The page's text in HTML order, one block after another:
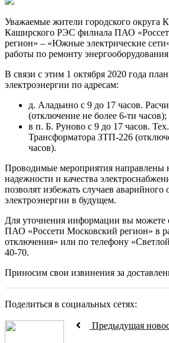
Уважаемые жители городского округа
Каширского РЭС филиала ПАО
регион» – «Южные электрические
работы по ремонту
В связи с этим 1 октября 2020 года
электроэнергии по адресам:
д. Аладьино с 9 до 17 часов.
(отключение не более 6-ти часов);
в п. Б. Руново с 9 до 17 часов.
Трансформатора ЗТП-226
часов).
Проводимые мероприятия направлены
надежности и качества
позволят избежать случаев аварийного
электроэнергии в будущем.
Для уточнения информации вы можете
ПАО «Россети Московский регион» в
отключения» или по телефону
40-70.
Приносим свои извинения за
Поделиться в социальных сетях:
Предыдущая